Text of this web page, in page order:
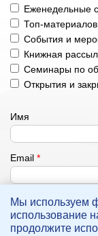
Еженедельные
Топ-
События и
Книжная
Семинары по
Открытия и
Имя
Email *
своих персональных
Мы используем
использование
продолжите